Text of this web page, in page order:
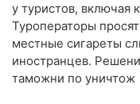
у туристов, включая
Туроператоры
местные сигареты
иностранцев.
таможни по уничтож